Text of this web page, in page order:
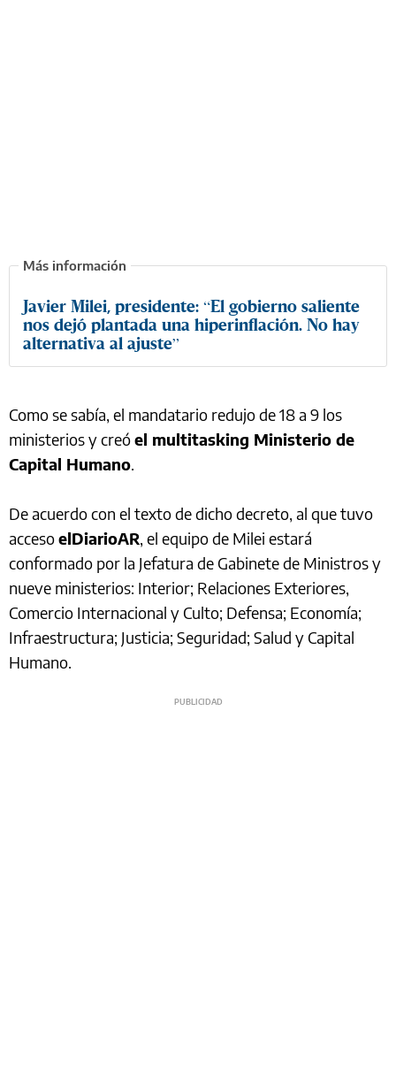
Javier Milei, presidente: “El gobierno saliente
nos dejó plantada una hiperinflación. No hay
alternativa al ajuste”
Como se sabía, el mandatario redujo de 18 a 9 los
ministerios y creóel multitasking Ministerio de
Capital Humano.
De acuerdo con el texto de dicho decreto, al que tuvo
accesoelDiarioAR, el equipo de Milei estará
conformado por la Jefatura de Gabinete de Ministros y
nueve ministerios: Interior; Relaciones Exteriores,
Comercio Internacional y Culto; Defensa; Economía;
Infraestructura; Justicia; Seguridad; Salud y Capital
Humano.